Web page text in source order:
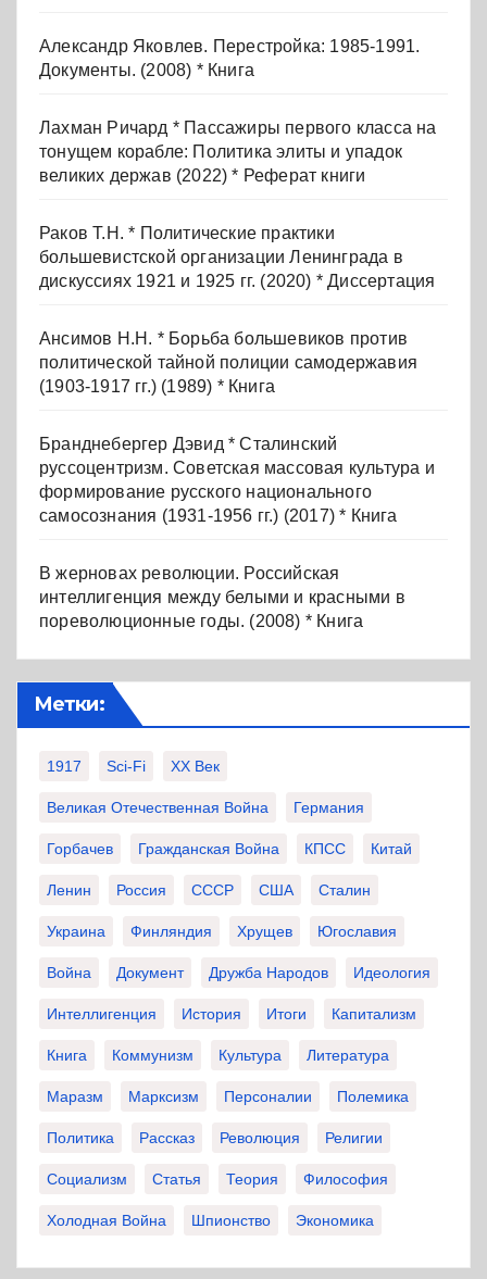
Александр Яковлев. Перестройка: 1985-1991.
Документы. (2008) * Книга
Лахман Ричард * Пассажиры первого класса на
тонущем корабле: Политика элиты и упадок
великих держав (2022) * Реферат книги
Раков Т.Н. * Политические практики
большевистской организации Ленинграда в
дискуссиях 1921 и 1925 гг. (2020) * Диссертация
Ансимов Н.Н. * Борьба большевиков против
политической тайной полиции самодержавия
(1903-1917 гг.) (1989) * Книга
Бранднебергер Дэвид * Сталинский
руссоцентризм. Советская массовая культура и
формирование русского национального
самосознания (1931-1956 гг.) (2017) * Книга
В жерновах революции. Российская
интеллигенция между белыми и красными в
пореволюционные годы. (2008) * Книга
Метки:
1917 Sci-Fi XX Век
Великая Отечественная Война Германия
Горбачев Гражданская Война КПСС Китай
Ленин Россия СССР США Сталин
Украина Финляндия Хрущев Югославия
Война Документ Дружба Народов Идеология
Интеллигенция История Итоги Капитализм
Книга Коммунизм Культура Литература
Маразм Марксизм Персоналии Полемика
Политика Рассказ Революция Религии
Социализм Статья Теория Философия
Холодная Война Шпионство Экономика